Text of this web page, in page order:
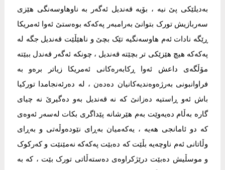
بەدیلێکی پێ نیە ، بۆیە قەندیل ئەگەر بە ناوهاوسەنگی هێزی
سەربازیش تورک بتوانێ بەرامبەر پەکەکە بوەستێ ئەوا ئەمریکا
ڕێگە نادات ئەم هاوسەنگیە تێک بچێ و ناهێڵێت قەندیل جگە لە
پەکەکە هیچ هێزێکی تر بچێتە قەندیل ، چونکە ئەگەر قەندل ببێتە
مۆڵگەی داعش ئەوا ڕکابەرەکانی ئەمریکا زیاتر برەو بە
فراوانبونی بەرژەوەندیەکانیان دەدەن ، لە دەرئەنجامدا تورکیا
باش ئەو ڕاستیە دەزانێ کە نە قەندیل بەو دەگیرێ نە چیای
گارە بەڵام دەیەوێت بەم هێرشانە پێداگری بکات لەسەر ئەوەی
کە دو ئامانجی هەیە ، یەکەمیان بەڕای نێودەوڵەتی و بەڕای
وڵاتانی ئەم ناوچەیە بڵێت کە دەبێت پەکەکە نەمێنێت و کەرکوک
و موسڵیش دەبێت درێژکراوەی دەستەڵاتی تورک بێت ، کە بە